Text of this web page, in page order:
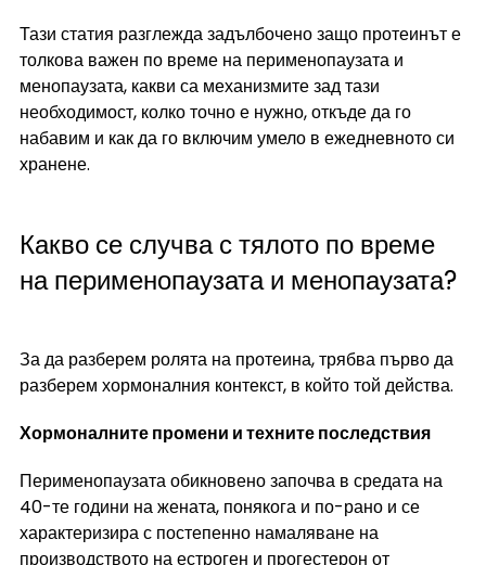
Тази статия разглежда задълбочено защо протеинът е
толкова важен по време на перименопаузата и
менопаузата, какви са механизмите зад тази
необходимост, колко точно е нужно, откъде да го
набавим и как да го включим умело в ежедневното си
хранене.
Какво се случва с тялото по време
на перименопаузата и менопаузата?
За да разберем ролята на протеина, трябва първо да
разберем хормоналния контекст, в който той действа.
Хормоналните промени и техните последствия
Перименопаузата обикновено започва в средата на
40-те години на жената, понякога и по-рано и се
характеризира с постепенно намаляване на
производството на естроген и прогестерон от